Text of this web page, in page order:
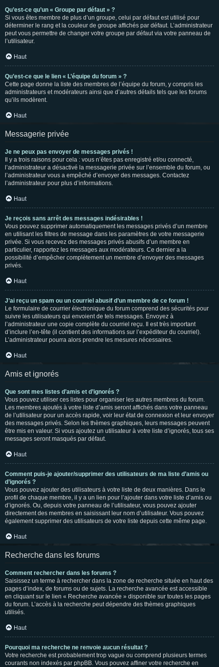
Qu’est-ce qu’un « Groupe par défaut » ?
Si vous êtes membre de plus d’un groupe, celui par défaut est utilisé pour
déterminer le rang et la couleur de groupe affichés par défaut. L’administrateur
peut vous permettre de changer votre groupe par défaut via votre panneau de
l’utilisateur.
Haut
Qu’est-ce que le lien « L’équipe du forum » ?
Cette page donne la liste des membres de l’équipe du forum, y compris les
administrateurs et modérateurs ainsi que d’autres détails tels que les forums
qu’ils modèrent.
Haut
Messagerie privée
Je ne peux pas envoyer de messages privés !
Il y a trois raisons pour cela : vous n’êtes pas enregistré et/ou connecté,
l’administrateur a désactivé la messagerie privée sur l’ensemble du forum, ou
l’administrateur vous a empêché d’envoyer des messages. Contactez
l’administrateur pour plus d’informations.
Haut
Je reçois sans arrêt des messages indésirables !
Vous pouvez supprimer automatiquement les messages privés d’un membre
en utilisant les filtres de message dans les paramètres de votre messagerie
privée. Si vous recevez des messages privés abusifs d’un membre en
particulier, rapportez les messages aux modérateurs. Ce dernier a la
possibilité d’empêcher complètement un membre d’envoyer des messages
privés.
Haut
J’ai reçu un spam ou un courriel abusif d’un membre de ce forum !
Le formulaire de courrier électronique du forum comprend des sécurités pour
suivre les utilisateurs qui envoient de tels messages. Envoyez à
l’administrateur une copie complète du courriel reçu. Il est très important
d’inclure l’en-tête (il contient des informations sur l’expéditeur du courriel).
L’administrateur pourra alors prendre les mesures nécessaires.
Haut
Amis et ignorés
Que sont mes listes d’amis et d’ignorés ?
Vous pouvez utiliser ces listes pour organiser les autres membres du forum.
Les membres ajoutés à votre liste d’amis seront affichés dans votre panneau
de l’utilisateur pour un accès rapide, voir leur état de connexion et leur envoyer
des messages privés. Selon les thèmes graphiques, leurs messages peuvent
être mis en valeur. Si vous ajoutez un utilisateur à votre liste d’ignorés, tous ses
messages seront masqués par défaut.
Haut
Comment puis-je ajouter/supprimer des utilisateurs de ma liste d’amis ou
d’ignorés ?
Vous pouvez ajouter des utilisateurs à votre liste de deux manières. Dans le
profil de chaque membre, il y a un lien pour l’ajouter dans votre liste d’amis ou
d’ignorés. Ou, depuis votre panneau de l’utilisateur, vous pouvez ajouter
directement des membres en saisissant leur nom d’utilisateur. Vous pouvez
également supprimer des utilisateurs de votre liste depuis cette même page.
Haut
Recherche dans les forums
Comment rechercher dans les forums ?
Saisissez un terme à rechercher dans la zone de recherche située en haut des
pages d’index, de forums ou de sujets. La recherche avancée est accessible
en cliquant sur le lien « Recherche avancée » disponible sur toutes les pages
du forum. L’accès à la recherche peut dépendre des thèmes graphiques
utilisés.
Haut
Pourquoi ma recherche ne renvoie aucun résultat ?
Votre recherche est probablement trop vague ou comprend plusieurs termes
courants non indexés par phpBB. Vous pouvez affiner votre recherche en